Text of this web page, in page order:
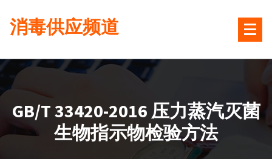
容
消毒供应频道
GB/T 33420-2016 压力蒸汽灭菌
生物指示物检验方法